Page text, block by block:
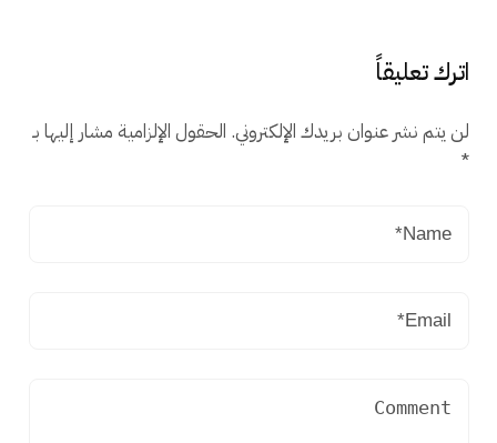
اترك تعليقاً
لن يتم نشر عنوان بريدك الإلكتروني. الحقول الإلزامية مشار إليها بـ
*